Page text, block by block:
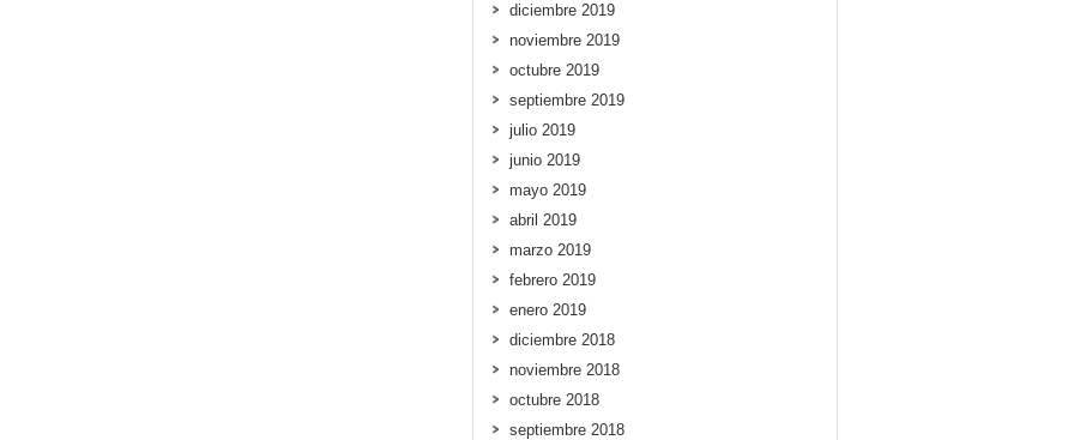
diciembre 2019
noviembre 2019
octubre 2019
septiembre 2019
julio 2019
junio 2019
mayo 2019
abril 2019
marzo 2019
febrero 2019
enero 2019
diciembre 2018
noviembre 2018
octubre 2018
septiembre 2018